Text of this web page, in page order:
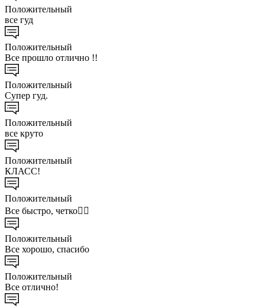
Положительный
все гуд
Положительный
Все прошло отлично !!
Положительный
Супер гуд.
Положительный
все круто
Положительный
КЛАСС!
Положительный
Все быстро, четко👌🏻
Положительный
Все хорошо, спасибо
Положительный
Все отлично!